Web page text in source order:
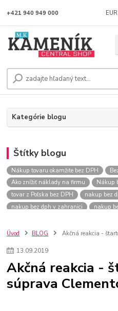
EUR
+421 940 949 000
Kategórie blogu
Štítky blogu
Nákup tovaru okamžite bez DPH
Ako znížiť náklady na firmu
Nákup
tovar z Poľska bez DPH
nakup bez
nakup bez dph v zahranici
nakup
szco nakup bez dph
Smart hodinky
Plyšový macovia
Lego Star Wars
Darčeky na Vianoce
Vianočný darček pre dievča do 20€
Hry pre deti
Úvod BLOG Akčná reakcia -
13.09.2019
Akčná reakcia -
súprava